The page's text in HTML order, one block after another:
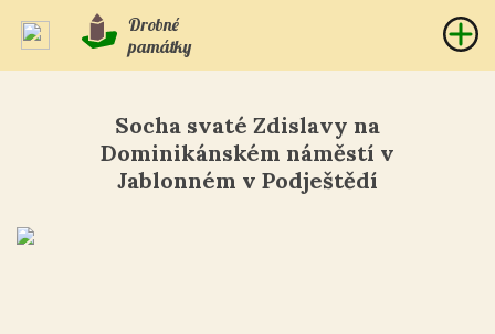
Drobné
památky
Socha svaté Zdislavy na
Dominikánském náměstí v
Jablonném v Podještědí